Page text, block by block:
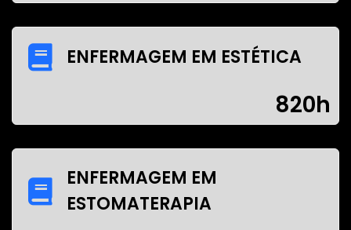
ENFERMAGEM EM ESTÉTICA
820h
ENFERMAGEM EM
ESTOMATERAPIA